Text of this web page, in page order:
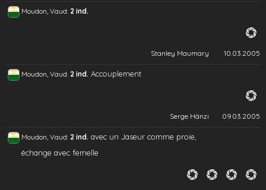
Moudon, Vaud: 2 ind.
Stanley Maumary 10.03.2005
Moudon, Vaud: 2 ind. Accouplement
Serge Hänzi 09.03.2005
Moudon, Vaud: 2 ind. avec un Jaseur comme proie,
échange avec femelle